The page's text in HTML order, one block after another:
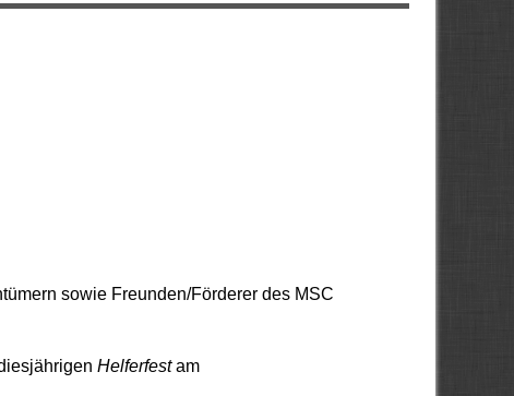
sowie Freunden/Förderer des MSC
Helferfestam